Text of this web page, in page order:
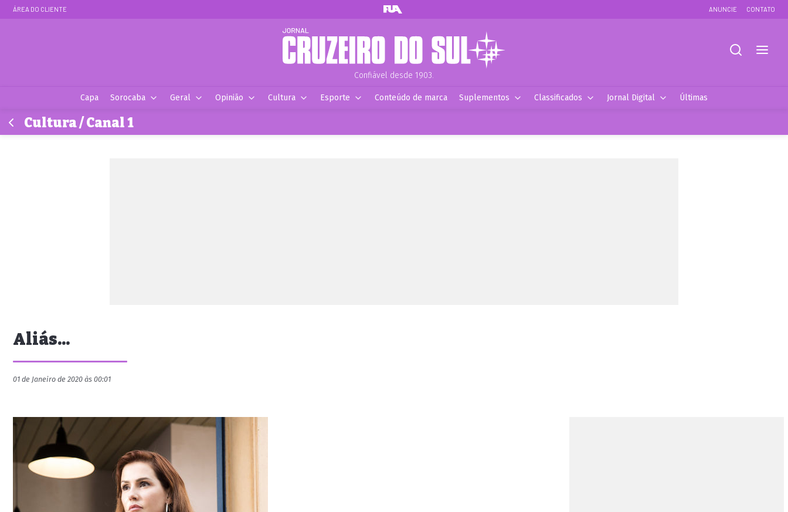
ÁREA DO CLIENTE ANUNCIE CONTATO
Confiável desde 1903.
Capa Sorocaba Geral Opinião Cultura Esporte Conteúdo de marca Suplementos Classificados Jornal Digital Últimas
Cultura / Canal 1
Aliás...
01 de Janeiro de 2020 às 00:01